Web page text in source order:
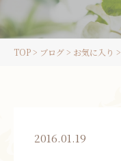
スクール受講生の方へ
TOP> ブログ> お気に入り >
2016.01.19